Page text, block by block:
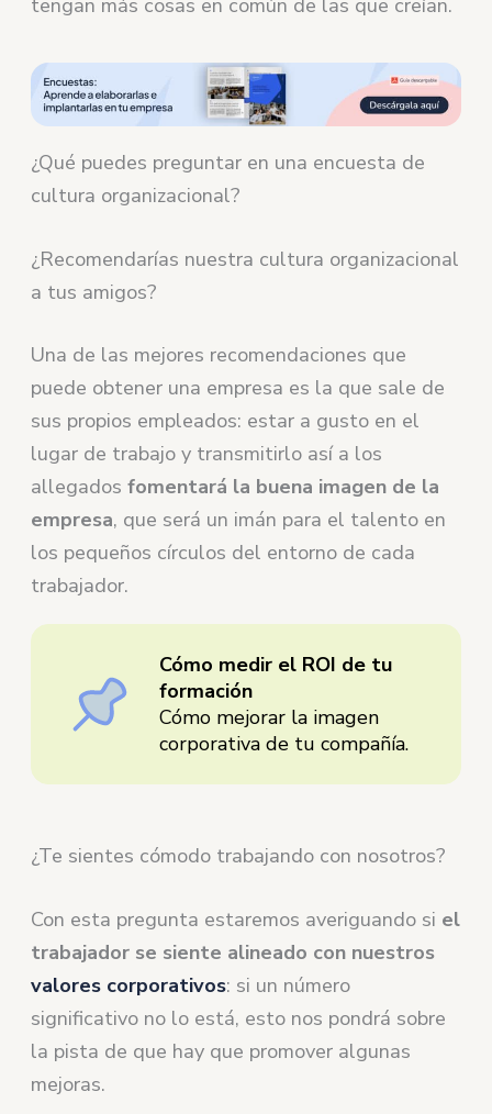
tengan más cosas en común de las que creían.
¿Qué puedes preguntar en una encuesta de
cultura organizacional?
¿Recomendarías nuestra cultura organizacional
a tus amigos?
Una de las mejores recomendaciones que
puede obtener una empresa es la que sale de
sus propios empleados: estar a gusto en el
lugar de trabajo y transmitirlo así a los
allegadosfomentará la buena imagen de la
empresa, que será un imán para el talento en
los pequeños círculos del entorno de cada
trabajador.
Cómo medir el ROI de tu
formación
Cómo mejorar la imagen
corporativa de tu compañía.
¿Te sientes cómodo trabajando con nosotros?
Con esta pregunta estaremos averiguando si el
trabajador se siente alineado con nuestros
valores corporativos: si un número
significativo no lo está, esto nos pondrá sobre
la pista de que hay que promover algunas
mejoras.